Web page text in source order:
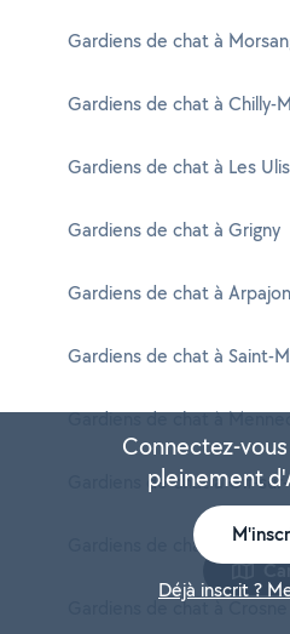
Gardiens de chat à
Gardiens de chat à Chilly-
Gardiens de chat à Les Ulis
Gardiens de chat à Grigny
Gardiens de chat à Arpajon
Gardiens de chat à Saint-
Gardiens de chat à
Gardiens de chat à Gif-
Gardiens de chat à
Gardiens de chat à Crosne
Connectez-
pleinement
Déjà inscrit ?